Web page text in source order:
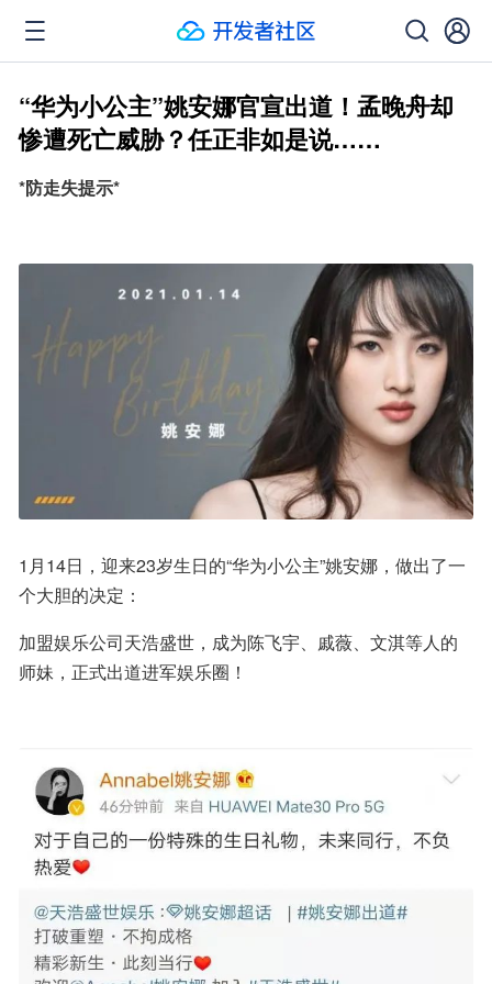
“华为小公主”姚安娜官宣出道！孟晚舟却
惨遭死亡威胁？任正非如是说……
*防走失提示*
1月14日，迎来23岁生日的“华为小公主”姚安娜，做出了一
个大胆的决定：
加盟娱乐公司天浩盛世，成为陈飞宇、戚薇、文淇等人的
师妹，正式出道进军娱乐圈！